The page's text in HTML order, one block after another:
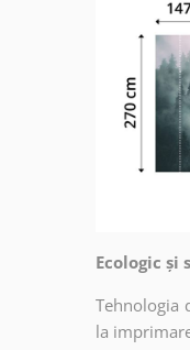
Ecologic și
Tehnologia
la